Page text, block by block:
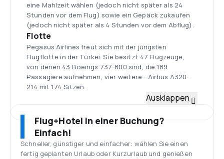
eine Mahlzeit wählen (jedoch nicht später als 24
Stunden vor dem Flug) sowie ein Gepäck zukaufen
(jedoch nicht später als 4 Stunden vor dem Abflug).
Flotte
Pegasus Airlines freut sich mit der jüngsten
Flugflotte in der Türkei. Sie besitzt 47 Flugzeuge,
von denen 43 Boeings 737-800 sind, die 189
Passagiere aufnehmen, vier weitere - Airbus A320-
214 mit 174 Sitzen.
Flughafen Istanbul-Sabiha Gökçen
Istanbul. Er ist nach Sabiha Gökçen, der ersten
weiblichen Militärpilotin der Welt, benannt. Der
Flughafen liegt 35 km südwestlich des
Stadtzentrums. Er wurde gegründet, um den
Ausklappen
Flug+Hotel in einer Buchung?
Einfach!
Schneller, günstiger und einfacher: wählen Sie einen
fertig geplanten Urlaub oder Kurzurlaub und genießen